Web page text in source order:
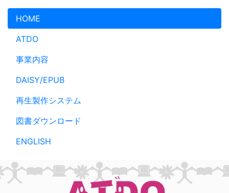
メインコンテンツへスキップ
HOME
ATDO
事業内容
DAISY/EPUB
再生製作システム
図書ダウンロード
ENGLISH